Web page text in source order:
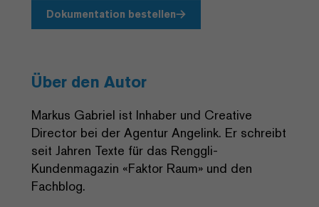
Dokumentation bestellen
Über den Autor
Markus Gabriel ist Inhaber und Creative
Director bei der Agentur Angelink. Er schreibt
seit Jahren Texte für das Renggli-
Kundenmagazin «Faktor Raum» und den
Fachblog.